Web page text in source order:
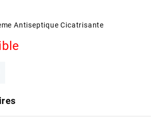
Antiseptique Cicatrisante